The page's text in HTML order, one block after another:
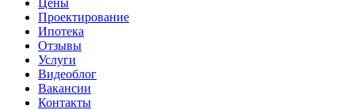
Цены
Проектирование
Ипотека
Отзывы
Услуги
Видеоблог
Вакансии
Контакты